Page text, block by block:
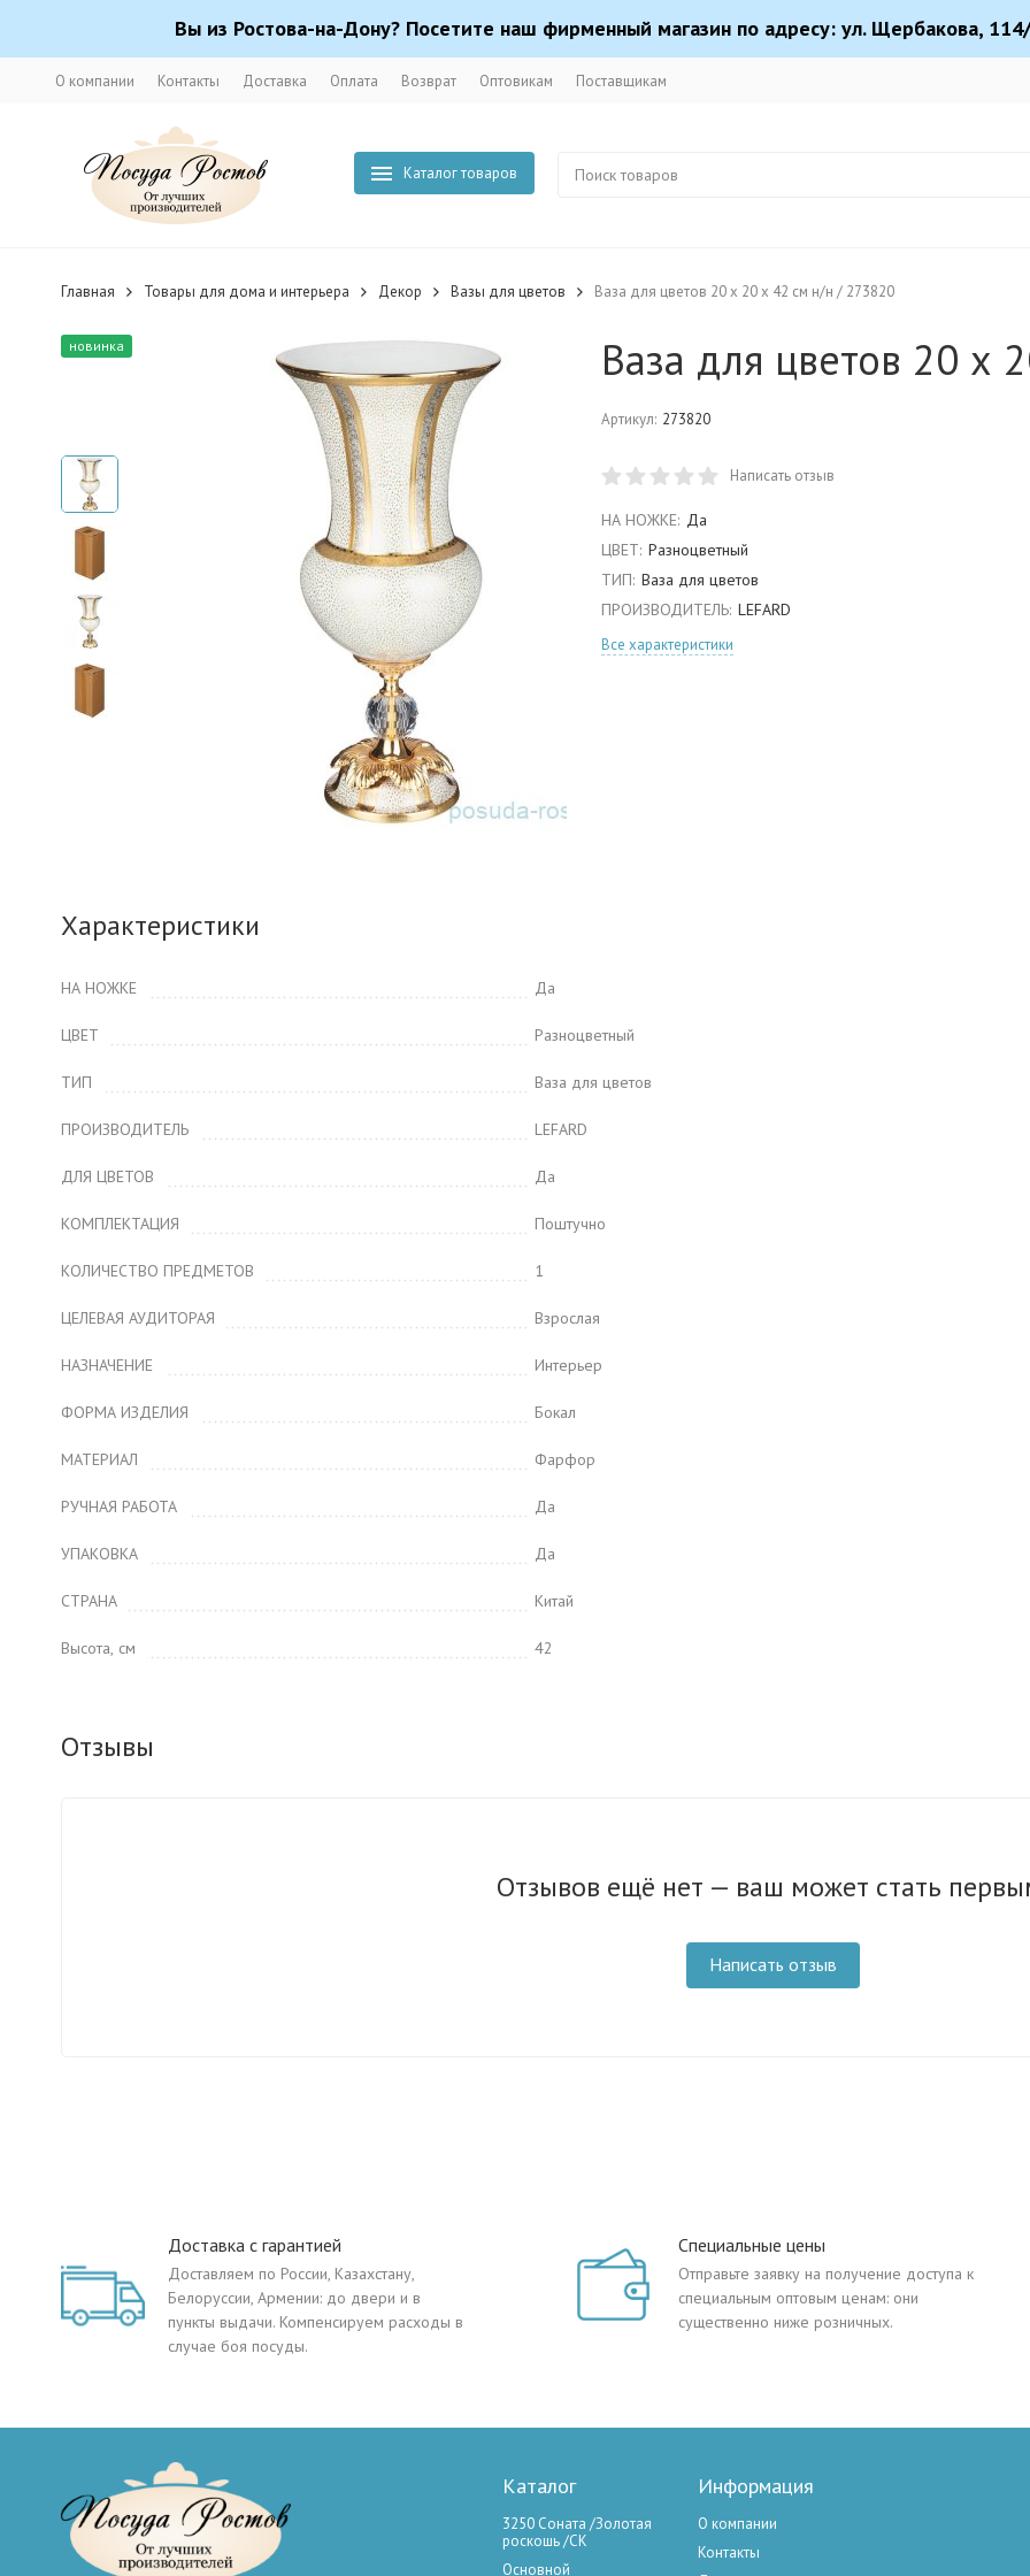
Вы из Ростова-на-Дону? Посетите наш фирменный магазин по адресу: ул. Щербакова,
О компании Контакты Доставка Оплата Возврат Оптовикам Поставщикам
Каталог товаров
Главная Товары для дома и интерьера Декор Вазы для цветов Ваза для цветов 20 х 20 х 42 см н/н / 273820
новинка Ваза для цветов 20 х
Артикул: 273820
Написать отзыв
НА НОЖКЕ: Да
ЦВЕТ: Разноцветный
ТИП: Ваза для цветов
ПРОИЗВОДИТЕЛЬ: LEFARD
Все характеристики
Характеристики
НА НОЖКЕ Да
ЦВЕТ Разноцветный
ТИП Ваза для цветов
ПРОИЗВОДИТЕЛЬ LEFARD
ДЛЯ ЦВЕТОВ Да
КОМПЛЕКТАЦИЯ Поштучно
КОЛИЧЕСТВО ПРЕДМЕТОВ 1
ЦЕЛЕВАЯ АУДИТОРАЯ Взрослая
НАЗНАЧЕНИЕ Интерьер
ФОРМА ИЗДЕЛИЯ Бокал
МАТЕРИАЛ Фарфор
РУЧНАЯ РАБОТА Да
УПАКОВКА Да
СТРАНА Китай
Высота, см 42
Отзывы
Отзывов ещё нет — ваш может стать
Написать отзыв
Доставка с гарантией
Доставляем по России, Казахстану,
Белоруссии, Армении: до двери и в
пункты выдачи. Компенсируем расходы в
случае боя посуды.
Специальные цены
Отправьте заявку на получение доступа к
специальным оптовым ценам: они
существенно ниже розничных.
Каталог
3250 Соната /Золотая
роскошь /СК
Основной
Информация
О компании
Контакты